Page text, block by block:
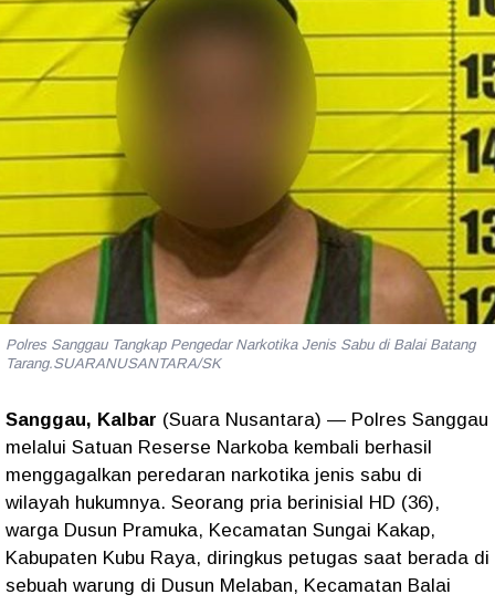
Polres Sanggau Tangkap Pengedar Narkotika Jenis Sabu di Balai Batang
Tarang.SUARANUSANTARA/SK
Sanggau, Kalbar (Suara Nusantara) — Polres Sanggau
melalui Satuan Reserse Narkoba kembali berhasil
menggagalkan peredaran narkotika jenis sabu di
wilayah hukumnya. Seorang pria berinisial HD (36),
warga Dusun Pramuka, Kecamatan Sungai Kakap,
Kabupaten Kubu Raya, diringkus petugas saat berada di
sebuah warung di Dusun Melaban, Kecamatan Balai